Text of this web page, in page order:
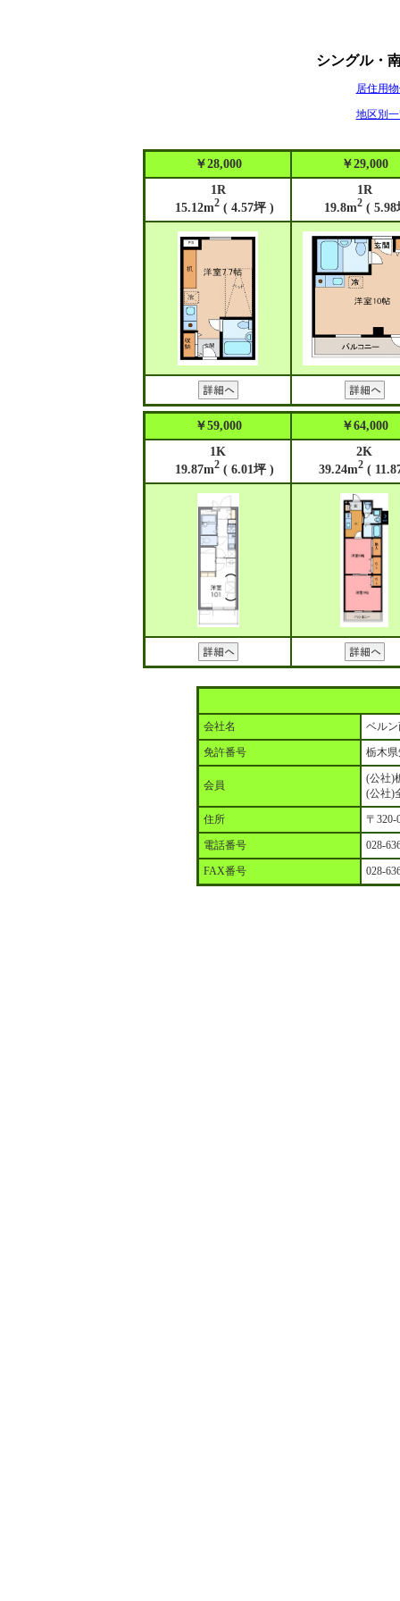
シングル・
居住用
地区別
￥28,000
￥29,000
1R
15.12m2( 4.57坪 )
1R
19.8m2 ( 5.98
￥59,000
￥64,000
1K
19.87m2( 6.01坪 )
2K
39.24m2(
会社名 ベル
免許番号 栃木
会員
(公社)
(公社)
住所 〒320-
電話番号 028-
FAX番号 028-